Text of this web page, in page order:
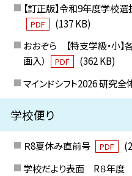
【訂正版】令和9年度学校
PDF
(137 KB)
おおぞら 【特支学級・小
画入）
PDF
(362 KB)
マインドシフト2026 研究全
学校便り
Ｒ8夏休み直前号 PDF
学校だより表面 R８年度